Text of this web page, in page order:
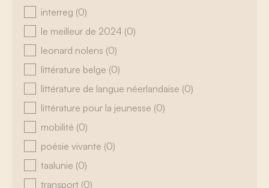
interreg (0)
le meilleur de 2024 (0)
leonard nolens (0)
littérature belge (0)
littérature de langue néerlandaise (0)
littérature pour la jeunesse (0)
mobilité (0)
poésie vivante (0)
taalunie (0)
transport (0)